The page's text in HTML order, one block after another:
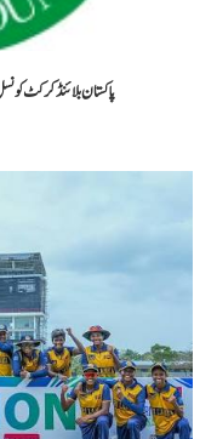
پاکستان بلائنڈ کرکٹ